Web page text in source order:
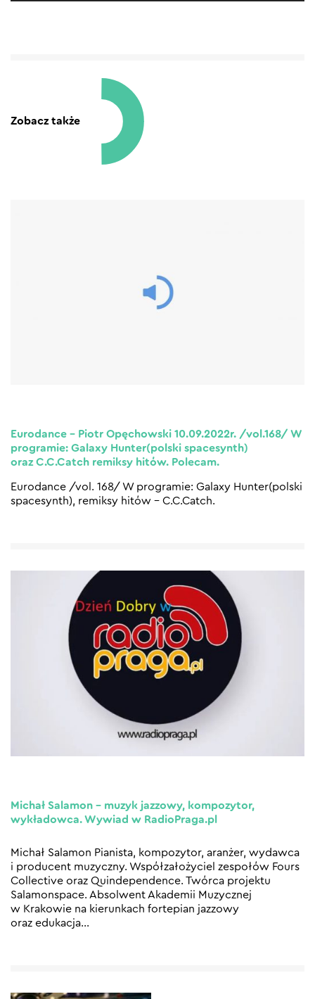
Zobacz także
Eurodance – Piotr Opęchowski 10.09.2022r. /vol.168/ W
programie: Galaxy Hunter(polski spacesynth)
oraz C.C.Catch remiksy hitów. Polecam.
Eurodance /vol. 168/ W programie: Galaxy Hunter(polski
spacesynth), remiksy hitów – C.C.Catch.
Michał Salamon – muzyk jazzowy, kompozytor,
wykładowca. Wywiad w RadioPraga.pl
Michał Salamon Pianista, kompozytor, aranżer, wydawca
i producent muzyczny. Współzałożyciel zespołów Fours
Collective oraz Quindependence. Twórca projektu
Salamonspace. Absolwent Akademii Muzycznej
w Krakowie na kierunkach fortepian jazzowy
oraz edukacja…